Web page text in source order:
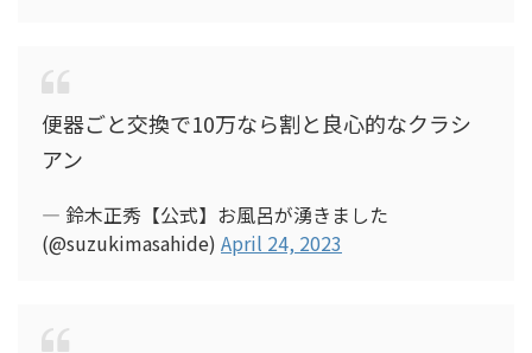
便器ごと交換で10万なら割と良心的なクラシ
アン
— 鈴木正秀【公式】お風呂が湧きました
(@suzukimasahide) April 24, 2023